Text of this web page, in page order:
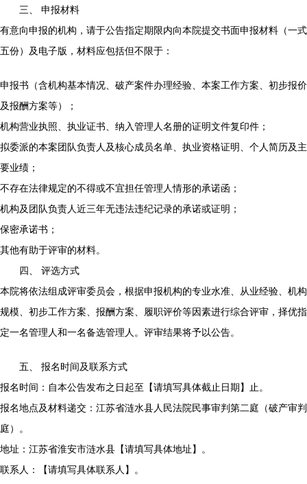
三、 申报材料
有意向申报的机构，请于公告指定期限内向本院提交书面申报材料（一式
五份）及电子版，材料应包括但不限于：
申报书（含机构基本情况、破产案件办理经验、本案工作方案、初步报价
及报酬方案等）；
机构营业执照、执业证书、纳入管理人名册的证明文件复印件；
拟委派的本案团队负责人及核心成员名单、执业资格证明、个人简历及主
要业绩；
不存在法律规定的不得或不宜担任管理人情形的承诺函；
机构及团队负责人近三年无违法违纪记录的承诺或证明；
保密承诺书；
其他有助于评审的材料。
四、 评选方式
本院将依法组成评审委员会，根据申报机构的专业水准、从业经验、机构
规模、初步工作方案、报酬方案、履职评价等因素进行综合评审，择优指
定一名管理人和一名备选管理人。评审结果将予以公告。
五、 报名时间及联系方式
报名时间：自本公告发布之日起至【请填写具体截止日期】止。
报名地点及材料递交：江苏省涟水县人民法院民事审判第二庭（破产审判
庭）。
地址：江苏省淮安市涟水县【请填写具体地址】。
联系人：【请填写具体联系人】。